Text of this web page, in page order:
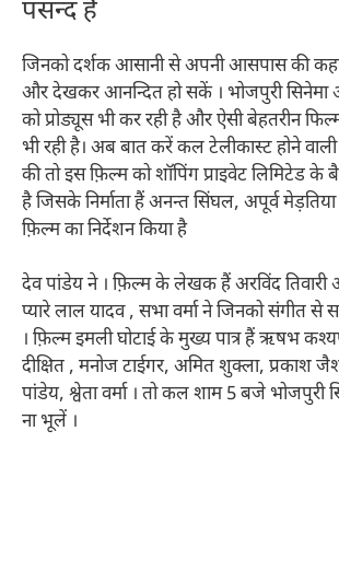
पसन्द हैं
जिनको दर्शक आसानी से अपनी आसपास की
और देखकर आनन्दित हो सकें । भोजपुरी
को प्रोड्यूस भी कर रही है और ऐसी बेहतरीन
भी रही है। अब बात करें कल टेलीकास्ट होने
की तो इस फ़िल्म को शॉपिंग प्राइवेट लिमिटेड के
है जिसके निर्माता हैं अनन्त सिंघल, अपूर्व मेड़तिया
फ़िल्म का निर्देशन किया है
देव पांडेय ने । फ़िल्म के लेखक हैं अरविंद तिवारी
प्यारे लाल यादव , सभा वर्मा ने जिनको संगीत से
। फ़िल्म इमली घोटाई के मुख्य पात्र हैं ऋषभ
दीक्षित , मनोज टाईगर, अमित शुक्ला, प्रकाश
पांडेय, श्वेता वर्मा । तो कल शाम 5 बजे भोजपुरी
ना भूलें ।